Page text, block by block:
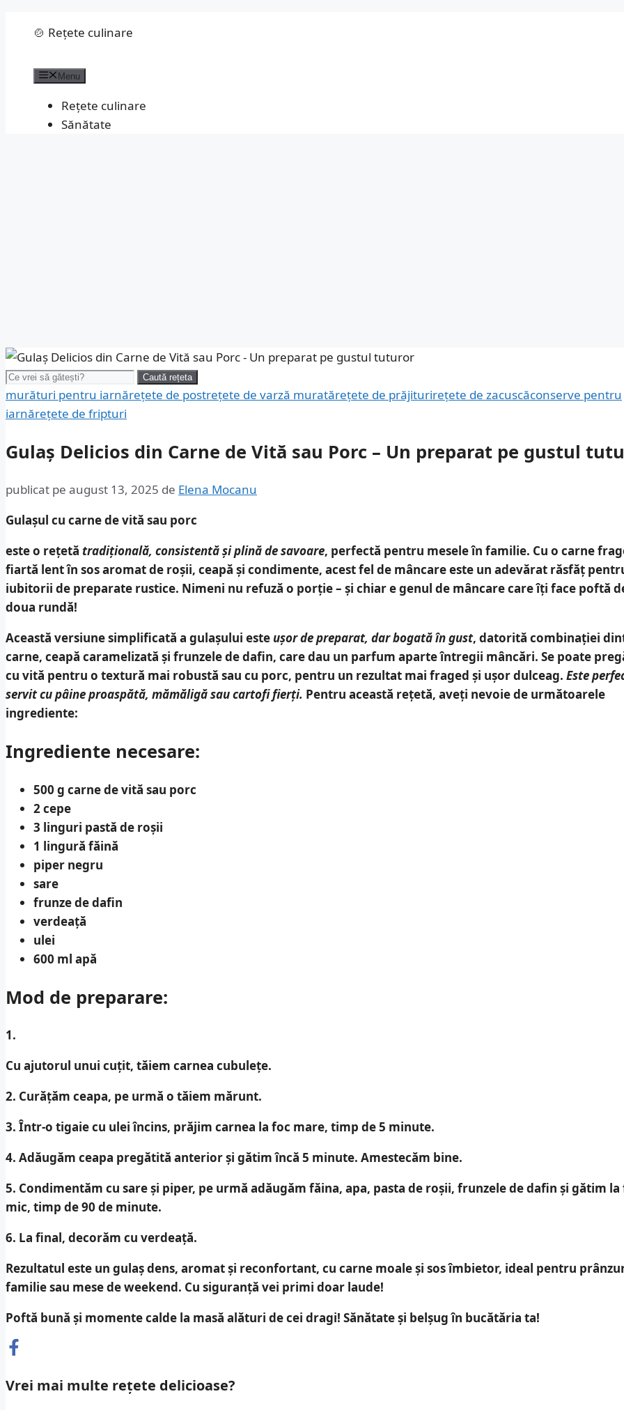
🍲 Rețete culinare
Menu
Rețete culinare
Sănătate
Caută: Caută rețeta
murături pentru iarnărețete de postrețete de varză muratărețete de prăjiturirețete de zacuscăconserve pentru
iarnărețete de fripturi
Gulaș Delicios din Carne de Vită sau Porc – Un preparat pe gustul
publicat pe august 13, 2025 de Elena Mocanu
Gulașul cu carne de vită sau porc
este o rețetă tradițională, consistentă și plină de savoare, perfectă pentru mesele în familie. Cu o carne
fiartă lent în sos aromat de roșii, ceapă și condimente, acest fel de mâncare este un adevărat răsfăț
iubitorii de preparate rustice. Nimeni nu refuză o porție– și chiar e genul de mâncare care îți face poftă
doua rundă!
Această versiune simplificată a gulașului este ușor de preparat, dar bogată în gust, datorită combinației
carne, ceapă caramelizată și frunzele de dafin, care dau un parfum aparte întregii mâncări. Se poate
cu vită pentru o textură mai robustă sau cu porc, pentru un rezultat mai fraged și ușor dulceag. Este
servit cu pâine proaspătă, mămăligă sau cartofi fierți. Pentru această rețetă, aveți nevoie de următoarele
ingrediente:
Ingrediente necesare:
500 g carne de vită sau porc
2 cepe
3 linguri pastă de roșii
1 lingură făină
piper negru
sare
frunze de dafin
verdeață
ulei
600 ml apă
Mod de preparare:
1.
Cu ajutorul unui cuțit, tăiem carnea cubulețe.
2. Curățăm ceapa, pe urmă o tăiem mărunt.
3. Într-o tigaie cu ulei încins, prăjim carnea la foc mare, timp de 5 minute.
4. Adăugăm ceapa pregătită anterior și gătim încă 5 minute. Amestecăm bine.
5. Condimentăm cu sare și piper, pe urmă adăugăm făina, apa, pasta de roșii, frunzele de dafin și gătim la
mic, timp de 90 de minute.
6. La final, decorăm cu verdeață.
Rezultatul este un gulașdens, aromat și reconfortant, cu carne moale și sos îmbietor, ideal pentru
familie sau mese de weekend. Cu siguranță vei primi doar laude!
Poftă bună și momente calde la masă alături de cei dragi! Sănătate și belșug în bucătăria ta!
Vrei mai multe rețete delicioase?